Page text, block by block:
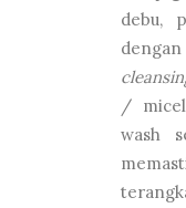
debu,
/
wash